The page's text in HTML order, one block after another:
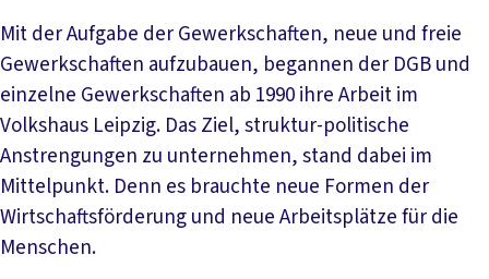
Mit der Aufgabe der Gewerkschaften, neue und freie
Gewerkschaften aufzubauen, begannen der DGB und
einzelne Gewerkschaften ab 1990 ihre Arbeit im
Volkshaus Leipzig. Das Ziel, struktur-politische
Anstrengungen zu unternehmen, stand dabei im
Mittelpunkt. Denn es brauchte neue Formen der
Wirtschaftsförderung und neue Arbeitsplätze für die
Menschen.